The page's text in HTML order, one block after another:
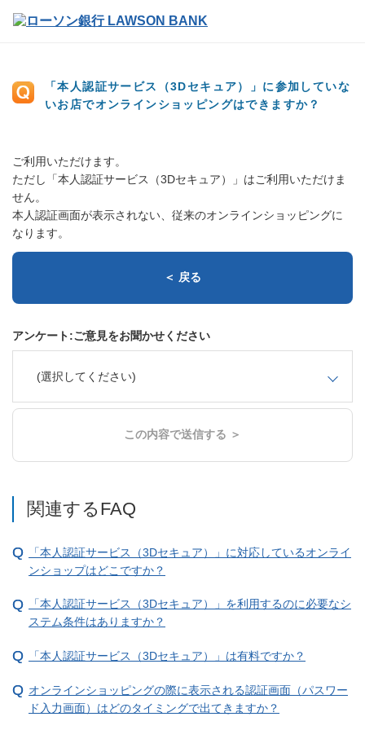
「本人認証サービス（3Dセキュア）」に参加していな
いお店でオンラインショッピングはできますか？
ご利用いただけます。
ただし「本人認証サービス（3Dセキュア）」はご利用いただけま
せん。
本人認証画面が表示されない、従来のオンラインショッピングに
なります。
＜ 戻る
アンケート:ご意見をお聞かせください
(選択してください)
この内容で送信する ＞
関連するFAQ
「本人認証サービス（3Dセキュア）」に対応しているオンライ
ンショップはどこですか？
「本人認証サービス（3Dセキュア）」を利用するのに必要なシ
ステム条件はありますか？
「本人認証サービス（3Dセキュア）」は有料ですか？
オンラインショッピングの際に表示される認証画面（パスワー
ド入力画面）はどのタイミングで出てきますか？